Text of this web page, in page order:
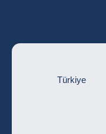
Türkiye